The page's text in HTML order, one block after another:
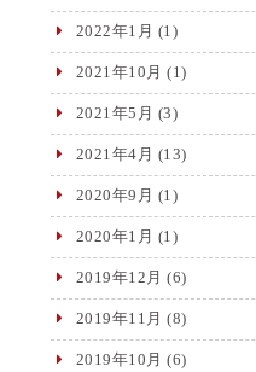
2022年1月 (1)
2021年10月 (1)
2021年5月 (3)
2021年4月 (13)
2020年9月 (1)
2020年1月 (1)
2019年12月 (6)
2019年11月 (8)
2019年10月 (6)